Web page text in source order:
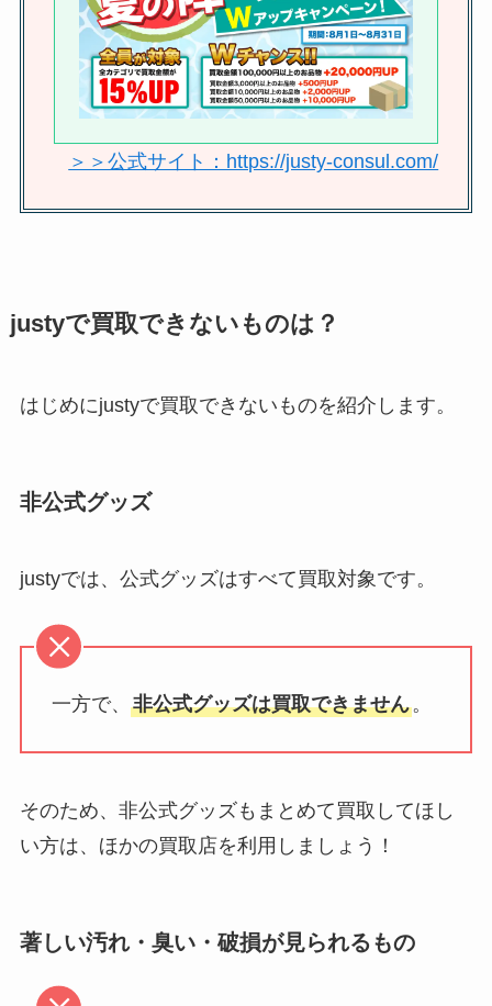
新】メンバーの誕生日・身長・人
気順も調査！
ジャニーズのライブチケットの取
り方は？当たりやすい方法や同行
者の場合も調査
＞＞公式サイト：https://justy-consul.com/
justyで買取できないものは？
はじめにjustyで買取できないものを紹介します。
非公式グッズ
justyでは、公式グッズはすべて買取対象です。
一方で、 非公式グッズは買取できません。
そのため、非公式グッズもまとめて買取してほし
い方は、ほかの買取店を利用しましょう！
著しい汚れ・臭い・破損が見られるもの